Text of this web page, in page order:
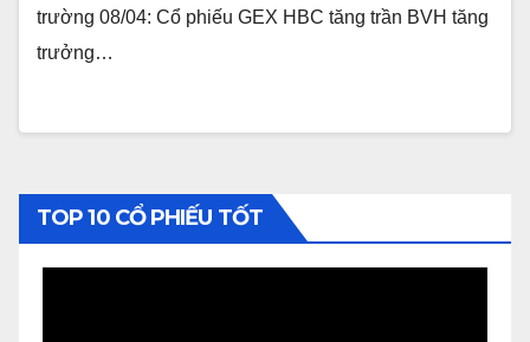
trường 08/04: Cổ phiếu GEX HBC tăng trần BVH tăng
trưởng…
TOP 10 CỔ PHIẾU TỐT